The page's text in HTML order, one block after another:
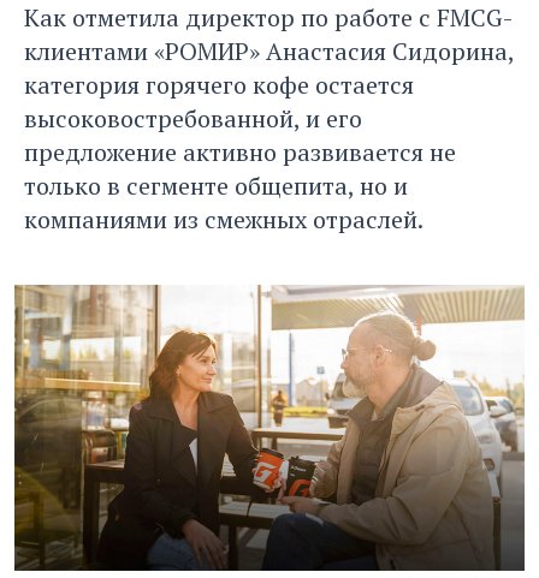
Как отметила директор по работе с FMCG-
клиентами «РОМИР» Анастасия Сидорина,
категория горячего кофе остается
высоковостребованной, и его
предложение активно развивается не
только в сегменте общепита, но и
компаниями из смежных отраслей.